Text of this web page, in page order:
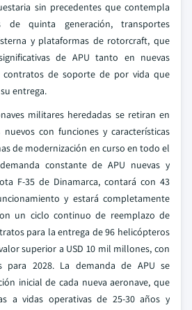
sin precedentes que contempla
quinta generación, transportes
y plataformas de rotorcraft, que
de APU tanto en nuevas
contratos de soporte de por vida que
entrega.
militares heredadas se retiran en
con funciones y características
de modernización en curso en todo el
constante de APU nuevas y
F-35 de Dinamarca, contará con 43
y estará completamente
un ciclo continuo de reemplazo de
para la entrega de 96 helicópteros
superior a USD 10 mil millones, con
para 2028. La demanda de APU se
inicial de cada nueva aeronave, que
a vidas operativas de 25-30 años y